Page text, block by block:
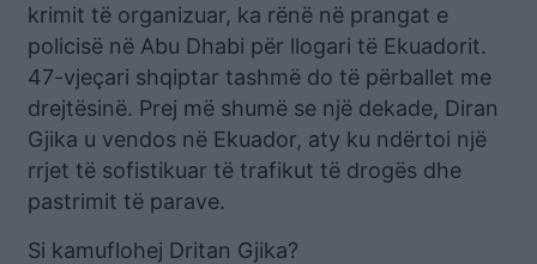
krimit të organizuar, ka rënë në prangat e
policisë në Abu Dhabi për llogari të Ekuadorit.
47-vjeçari shqiptar tashmë do të përballet me
drejtësinë. Prej më shumë se një dekade, Diran
Gjika u vendos në Ekuador, aty ku ndërtoi një
rrjet të sofistikuar të trafikut të drogës dhe
pastrimit të parave.
Si kamuflohej Dritan Gjika?